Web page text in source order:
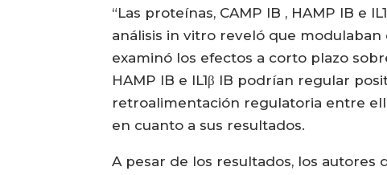
“Las proteínas, CAMP IB , HAMP IB e
análisis in vitro reveló que
examinó los efectos a corto plazo
HAMP IB e IL1β IB podrían regular
retroalimentación regulatoria entre
en cuanto a sus resultados.
A pesar de los resultados, los